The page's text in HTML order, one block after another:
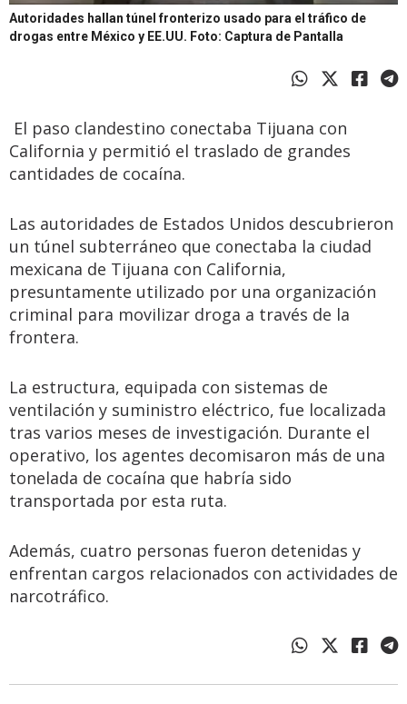
Autoridades hallan túnel fronterizo usado para el tráfico de
drogas entre México y EE.UU. Foto: Captura de Pantalla
El paso clandestino conectaba Tijuana con
California y permitió el traslado de grandes
cantidades de cocaína.
Las autoridades de Estados Unidos descubrieron
un túnel subterráneo que conectaba la ciudad
mexicana de Tijuana con California,
presuntamente utilizado por una organización
criminal para movilizar droga a través de la
frontera.
La estructura, equipada con sistemas de
ventilación y suministro eléctrico, fue localizada
tras varios meses de investigación. Durante el
operativo, los agentes decomisaron más de una
tonelada de cocaína que habría sido
transportada por esta ruta.
Además, cuatro personas fueron detenidas y
enfrentan cargos relacionados con actividades de
narcotráfico.